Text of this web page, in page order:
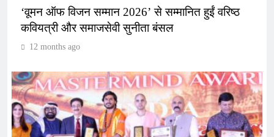
‘वूमन ऑफ विजन सम्मान 2026’ से सम्मानित हुईं वरिष्ठ
कवियत्री और समाजसेवी सुनीता बंसल
12 months ago